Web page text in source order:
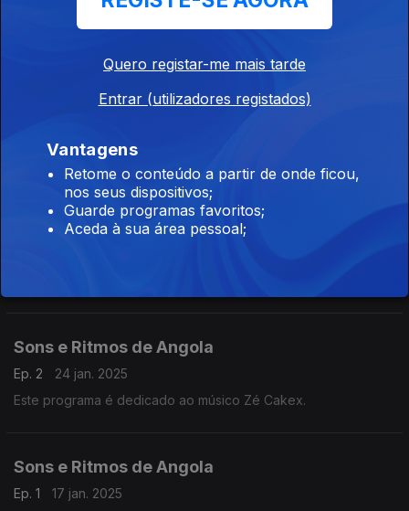
Musicas cantadas aos poemas do Antônio Jacinto e Antônio
Sons e Ritmos de Angola
Músicas Variadas
Sons e Ritmos de Angola
Sons e Ritmos de Angola
Ep. 2
24 jan. 2025
Este programa é dedicado ao músico Zé Cakex.
Sons e Ritmos de Angola
Ep. 1
17 jan. 2025
Quero registar-me mais tarde
Entrar (utilizadores registados)
Vantagens
Retome o conteúdo a partir de onde ficou,
nos seus dispositivos;
Guarde programas favoritos;
Aceda à sua área pessoal;